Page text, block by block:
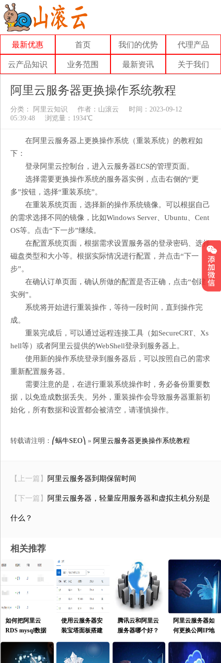
最新优惠 首页 我们的优势 代理产品
云产品知识 业务范围 最新资讯 关于我们
阿里云服务器更换操作系统教程
分类： 阿里云知识 作者： 山滚云
时间：2023-09-12
05:39:48
浏览量：1934℃
在阿里云服务器上更换操作系统（重装系统）的教程如
下：
登录阿里云控制台，进入云服务器ECS的管理页面。
选择需要更换操作系统的服务器实例，点击右侧的“更
多”按钮，选择“重装系统”。
在重装系统页面，选择新的操作系统镜像。可以根据自己
的需求选择不同的镜像，比如Windows Server、Ubuntu、Cent
OS等。点击“下一步”继续。
在配置系统页面，根据需求设置服务器的登录密码、选择
磁盘类型和大小等。根据实际情况进行配置，并点击“下一
步”。
在确认订单页面，确认所做的配置是否正确，点击“创建
实例”。
系统将开始进行重装操作，等待一段时间，直到操作完
成。
重装完成后，可以通过远程连接工具（如SecureCRT、Xs
hell等）或者阿里云提供的WebShell登录到服务器上。
使用新的操作系统登录到服务器后，可以按照自己的需求
重新配置服务器。
需要注意的是，在进行重装系统操作时，务必备份重要数
据，以免造成数据丢失。另外，重装操作会导致服务器重新初
始化，所有数据和设置都会被清空，请谨慎操作。
转载请注明： ⎛蜗牛SEO⎞ » 阿里云服务器更换操作系统教程
【上一篇】 阿里云服务器到期保留时间
【下一篇】 阿里云服务器，轻量应用服务器和虚拟主机分别是
什么？
相关推荐
如何把阿里云
RDS mysql数据
库的数据导出并
导入自建数据
库？
使用云服务器安
装宝塔面板搭建
网站运行环境使
用指南[基础]
腾讯云和阿里云
服务器哪个好？
阿里云服务器如
何更换公网IP地
址 ？